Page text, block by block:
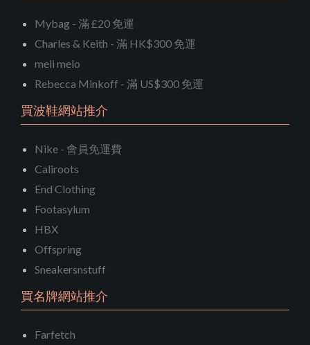
Mybag - 滿 £20 免運
Charles & Keith - 滿 HK$300 免運
meli melo
Rebecca Minkoff - 滿 US$300 免運
買波鞋網站推介
Nike - 會員免運費
Caliroots
End Clothing
Footasylum
HBX
Offspring
Sneakersnstuff
買名牌網站推介
Farfetch